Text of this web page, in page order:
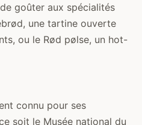
goûter aux spécialités
une tartine ouverte
ou le Rød pølse, un hot-
connu pour ses
soit le Musée national du